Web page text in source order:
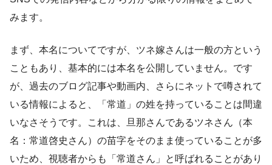
みます。
まず、本名についてですが、ツネ嫁さんは一般の方という
こともあり、基本的には本名を公開していません。です
が、過去のブログ記事や動画内、さらにネットで噂されて
いる情報によると、「常道」の姓を持っていることは間違
いなさそうです。これは、旦那さんであるツネさん（本
名：常道啓史さん）の苗字をそのまま使っていることが多
いため、視聴者からも「常道さん」と呼ばれることがあり